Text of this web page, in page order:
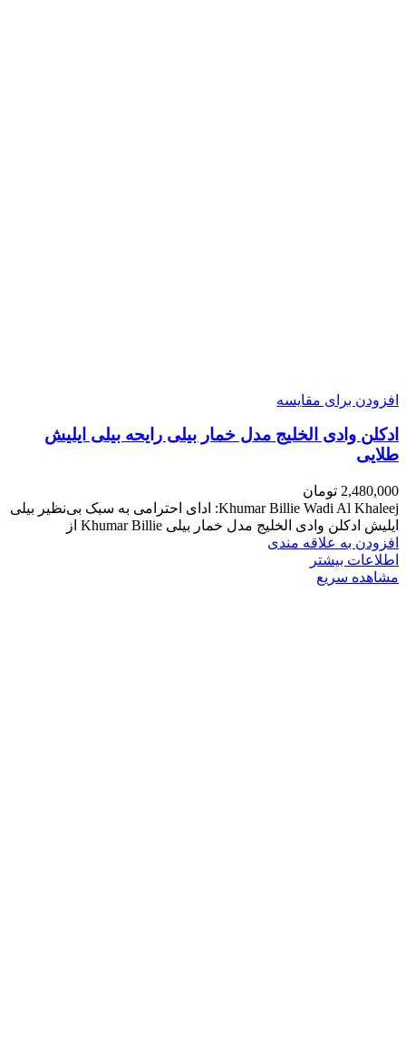
افزودن برای مقایسه
ادکلن وادی الخلیج مدل خمار بیلی رایحه بیلی ایلیش
طلایی
2,480,000 تومان
Khumar Billie Wadi Al Khaleej: ادای احترامی به سبک بی‌نظیر بیلی
ایلیش ادکلن وادی الخلیج مدل خمار بیلی Khumar Billie از
افزودن به علاقه مندی
اطلاعات بیشتر
مشاهده سریع